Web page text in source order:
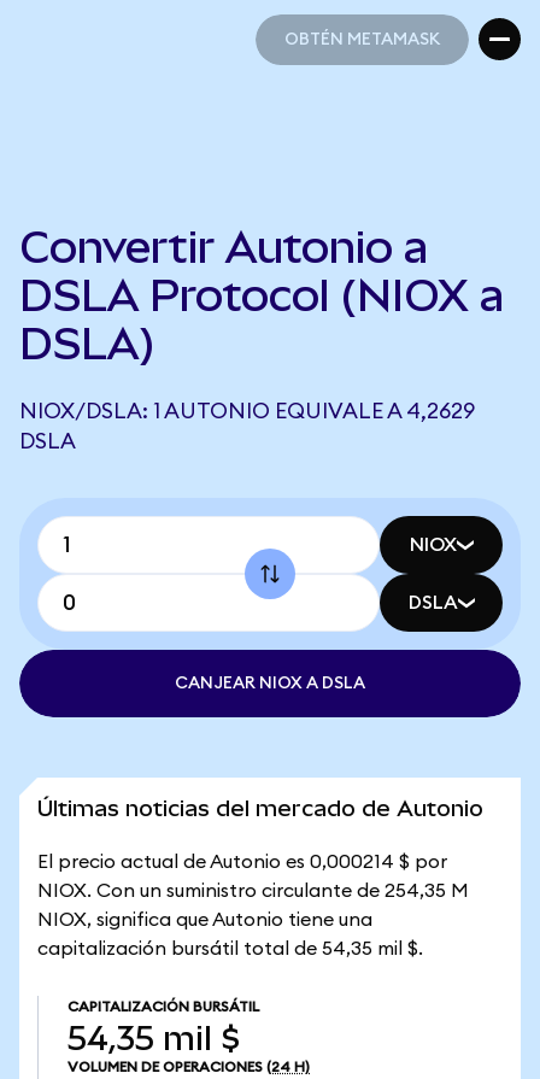
OBTÉN METAMASK
Convertir Autonio a
DSLA Protocol (NIOX a
DSLA)
NIOX/DSLA: 1 AUTONIO EQUIVALE A 4,2629
DSLA
NIOX
DSLA
CANJEAR NIOX A DSLA
Últimas noticias del mercado de Autonio
El precio actual de Autonio es 0,000214 $ por
NIOX. Con un suministro circulante de 254,35 M
NIOX, significa que Autonio tiene una
capitalización bursátil total de 54,35 mil $.
CAPITALIZACIÓN BURSÁTIL
54,35 mil $
VOLUMEN DE OPERACIONES (24 H)